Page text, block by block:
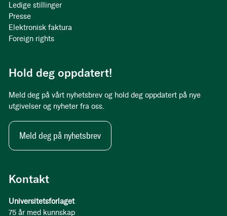
Kontakt
Universitetsforlaget
75 år med kunnskap
Ledige stillinger
Presse
Elektronisk faktura
Foreign rights
Hold deg oppdatert!
Meld deg på vårt nyhetsbrev og hold deg oppdatert på nye
utgivelser og nyheter fra oss.
Meld deg på nyhetsbrev